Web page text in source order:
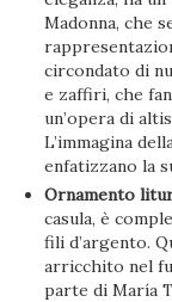
Madonna, che
circondato di
e zaffiri, che
un’opera di
L’immagina
enfatizzano la
Ornamento
casula, è
fili d’argento.
arricchito nel
parte di María